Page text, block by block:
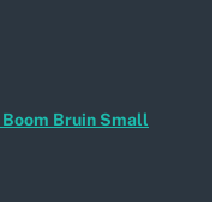
Bruin Small